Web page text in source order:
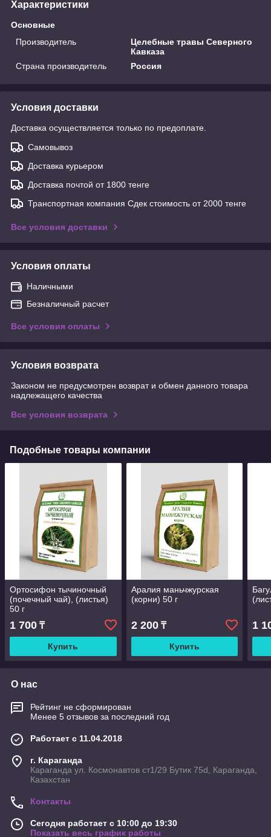
Характеристики
Основные
Производитель
Целебные травы Северного
Кавказа
Страна производитель
Россия
Условия доставки
Доставка осуществляется только по предоплате.
Самовывоз
Доставка курьером
Доставка почтой от 1800 тенге
Транспортная компания Сдек стоимость от 2000 тенге
Все условия доставки
Условия оплаты
Наличными
Безналичный расчет
Все условия оплаты
Условия возврата
Законом не предусмотрен возврат и обмен данного товара
надлежащего качества
Все условия возврата
Подобные товары компании
Ортосифон тычиночный
(почечный чай), (листья)
50 г
1 700 ₸
Купить
Аралия маньчжурская
(корни) 50 г
2 200₸
Купить
1
О нас
Рейтинг не сформирован
Менее 5 отзывов за последний год
Работает с 11.04.2018
г. Караганда
Караганда ул. Космонавтов ст1/29 Бутик 75d, Караганда,
Казахстан
Контакты
Сегодня работает с 10:00 до 19:30
Показать весь график работы